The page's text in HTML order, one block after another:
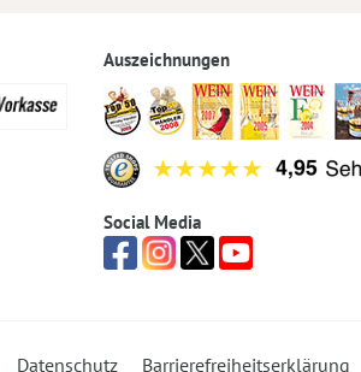
Auszeichnungen
Social Media
Datenschutz Barrierefreiheitserklärung